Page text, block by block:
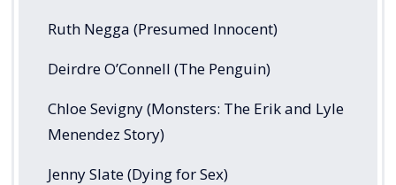
Ruth Negga (Presumed Innocent)
Deirdre O’Connell (The Penguin)
Chloe Sevigny (Monsters: The Erik and Lyle
Menendez Story)
Jenny Slate (Dying for Sex)